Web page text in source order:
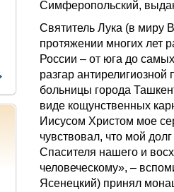
Симферопольский,
Святитель Лука (в миру
протяжении многих лет
России – от юга до
разгар
больницы города
виде кощунственных
Иисусом Христом мое
чувствовал, что мой
Спасителя нашего и
человеческому», –
Ясенецкий) принял